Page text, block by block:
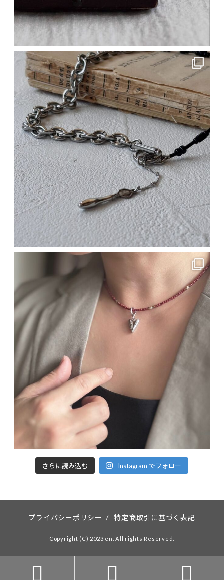
さらに読み込む Instagram でフォロー
プライバシーポリシー / 特定商取引に基づく表記
Copyright (C) 2023 en. All rights Reserved.
  